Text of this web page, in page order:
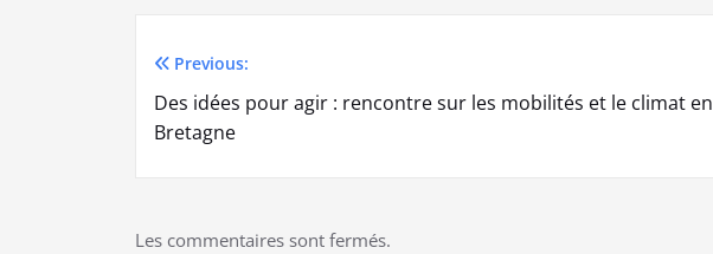
Navigation
de
Previous:
Des idées pour agir : rencontre sur les mobilités et le climat en
Bretagne
Les commentaires sont fermés.